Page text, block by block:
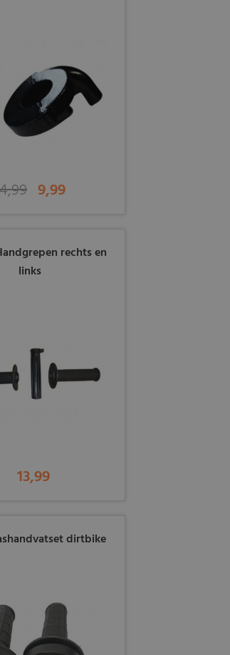
9,99
rechts en
links
13,99
dirtbike